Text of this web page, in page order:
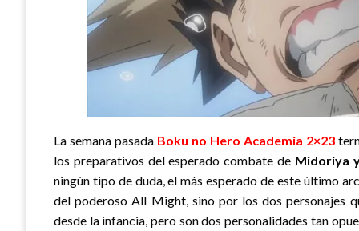
La semana pasada Boku no Hero Academia 2×23
los preparativos del esperado combate de Midoriya
ningún tipo de duda, el más esperado de este último
del poderoso All Might, sino por los dos personajes
desde la infancia, pero son dos personalidades tan